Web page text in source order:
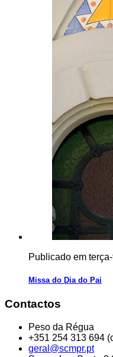
Publicado em
Missa do Dia do Pai
Contactos
Peso da Régua
+351 254 313 694
geral@scmpr.pt